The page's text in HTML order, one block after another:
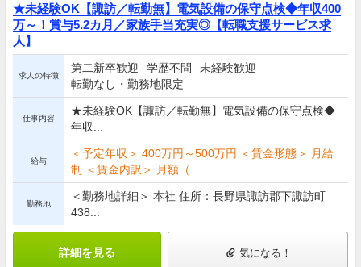
★未経験OK【諏訪／転勤無】電気設備の保守点検◆年収400
万～！賞与5.2カ月／家族手当充実◎【転職支援サービス求
人】
求人の特徴
第二新卒歓迎 学歴不問
未経験歓迎
転勤なし・勤務地限定
仕事内容
★未経験OK【諏訪／転勤無】電気設備の保守点検◆
年収...
給与
＜予定年収＞ 400万円～500万円 ＜賃金形態＞ 月給
制 ＜賃金内訳＞ 月額（...
勤務地
＜勤務地詳細＞ 本社 住所：長野県諏訪郡下諏訪町
438...
詳細を見る 気になる！